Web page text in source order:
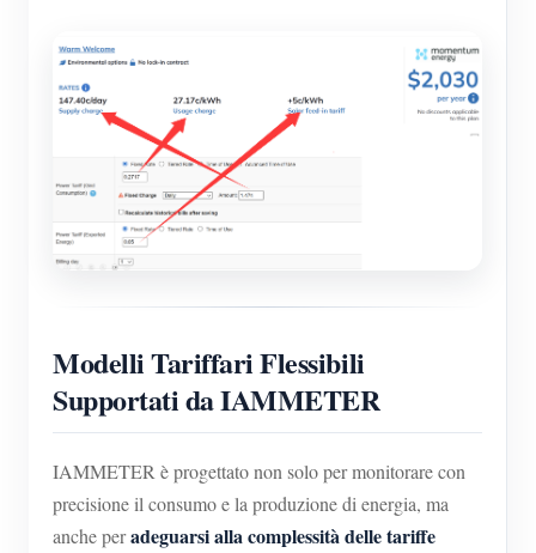
Modelli Tariffari Flessibili
Supportati da IAMMETER
IAMMETER è progettato non solo per monitorare con
precisione il consumo e la produzione di energia, ma
anche peradeguarsi alla complessità delle tariffe